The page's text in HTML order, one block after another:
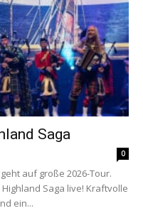
Saga
0
auf große 2026-Tour.
Saga live! Kraftvolle
ein...